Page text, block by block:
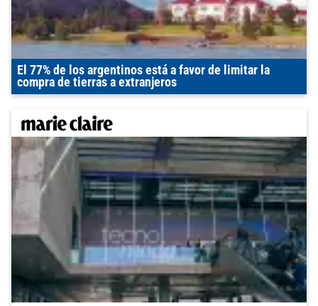
El 77% de los argentinos está a favor de limitar la
compra de tierras a extranjeros